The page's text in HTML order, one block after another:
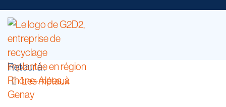
Retour à :
Les métaux